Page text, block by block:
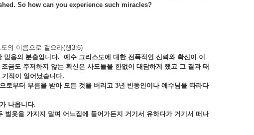
So how can you experience such miracles?
의 이름으로 걸으라(행3:6)
음의 분출입니다. 예수 그리스도에 대한 전폭적인 신뢰와 확신이 이
금도 주저하지 않는 확신은 사도들을 한없이 대담하게 했고 그 결과 태
적이 일어났습니다.
로부터 부름을 받아 모든 것을 버리고 3년 반동안이나 예수님을 따라다
나옵니다.
벌옷을 가지지 말며 어느집에 들어가든지 거기서 유하다가 거기서 떠나